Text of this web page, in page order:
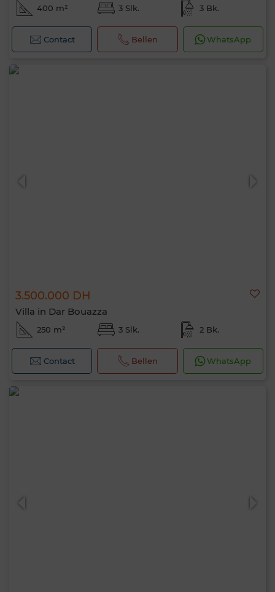
400 m² 3 Slk. 3 Bk.
Contact Bellen WhatsApp
3.500.000 DH
Villa in Dar Bouazza
250 m² 3 Slk. 2 Bk.
Contact Bellen WhatsApp